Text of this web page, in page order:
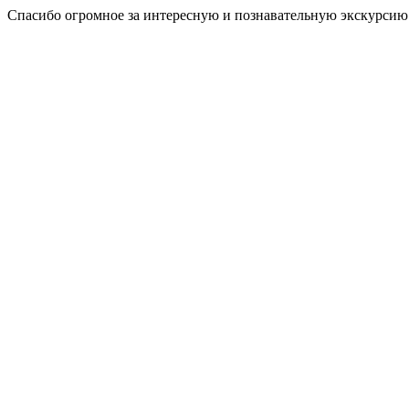
Спасибо огромное за интересную и познавательную